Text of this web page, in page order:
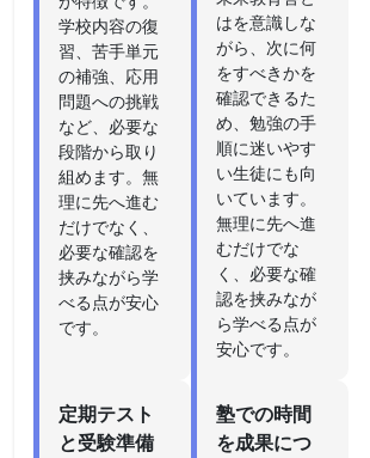
学校内容の復
習、苦手単元
の補強、応用
問題への挑戦
など、必要な
段階から取り
組めます。無
理に先へ進む
だけでなく、
必要な確認を
挟みながら学
べる点が安心
です。
はを意識しな
がら、次に何
をすべきかを
確認できるた
め、勉強の手
順に迷いやす
い生徒にも向
いています。
無理に先へ進
むだけでな
く、必要な確
認を挟みなが
ら学べる点が
安心です。
定期テスト
と受験準備
塾での時間
を成果につ